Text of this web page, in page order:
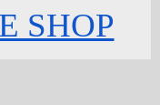
SHOP